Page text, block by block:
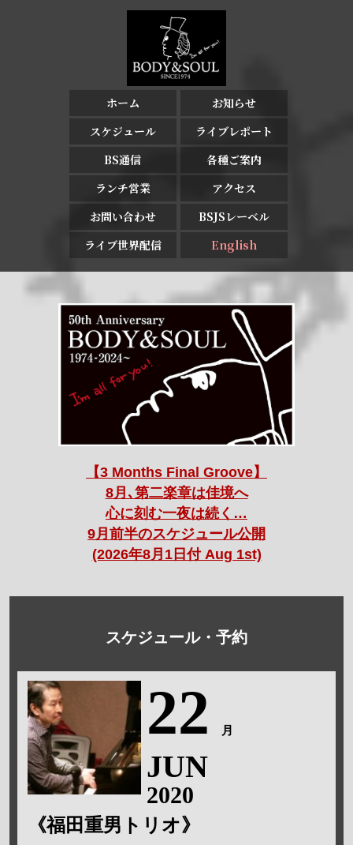
ホーム
お知らせ
スケジュール
ライブレポート
BS通信
各種ご案内
ランチ営業
アクセス
お問い合わせ
BSJSレーベル
ライブ世界配信
English
【3 Months Final Groove】
8月､第二楽章は佳境へ
心に刻む一夜は続く…
9月前半のスケジュール公開
(2026年8月1日付 Aug 1st)
スケジュール・予約
22 月
JUN
2020
《福田重男トリオ》